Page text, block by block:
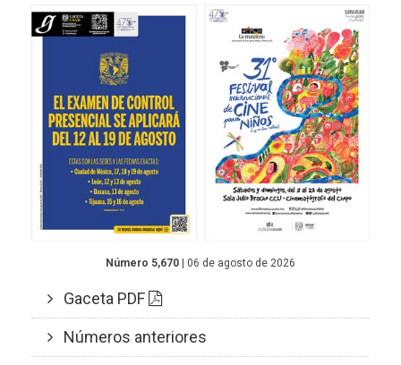
Número 5,670 | 06 de agosto de 2026
Gaceta PDF
Números anteriores